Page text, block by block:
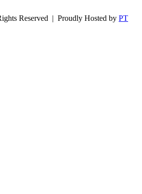
Reserved | Proudly Hosted by PT